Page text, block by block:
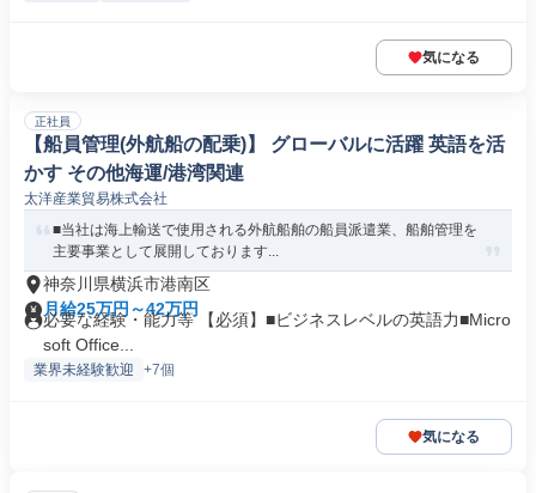
気になる
正社員
【船員管理(外航船の配乗)】 グローバルに活躍 英語を活
かす その他海運/港湾関連
太洋産業貿易株式会社
■当社は海上輸送で使用される外航船舶の船員派遣業、船舶管理を
主要事業として展開しております...
神奈川県横浜市港南区
月給25万円～42万円
必要な経験・能力等 【必須】■ビジネスレベルの英語力■Micro
soft Office...
業界未経験歓迎 +7個
気になる